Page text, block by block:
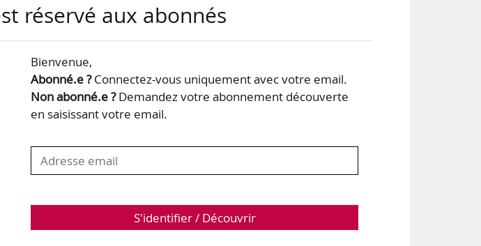
humaines liées à la
du rythme dans la parole, de la
réservé aux abonnés
Bienvenue,
Abonné.e ?Connectez-vous uniquement avec votre email.
Non abonné.e ?Demandez votre abonnement découverte
en saisissant votre email.
S'identifier / Découvrir